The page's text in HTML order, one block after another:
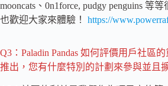
mooncats、0n1force, pudgy penguins 等
也歡迎大家來體驗！ https://
Q3：Paladin Pandas 如何評價用戶社區
推出，您有什麼特別的計劃來參與並且